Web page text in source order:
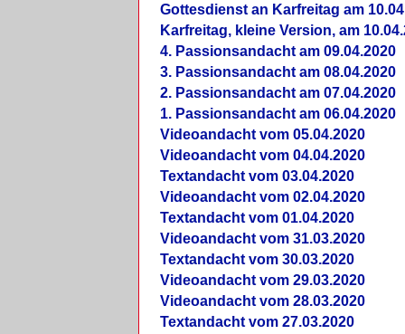
Gottesdienst an Karfreitag am
Karfreitag, kleine Version, am
4. Passionsandacht am 09.04.2020
3. Passionsandacht am 08.04.2020
2. Passionsandacht am 07.04.2020
1. Passionsandacht am 06.04.2020
Videoandacht vom 05.04.2020
Videoandacht vom 04.04.2020
Textandacht vom 03.04.2020
Videoandacht vom 02.04.2020
Textandacht vom 01.04.2020
Videoandacht vom 31.03.2020
Textandacht vom 30.03.2020
Videoandacht vom 29.03.2020
Videoandacht vom 28.03.2020
Textandacht vom 27.03.2020